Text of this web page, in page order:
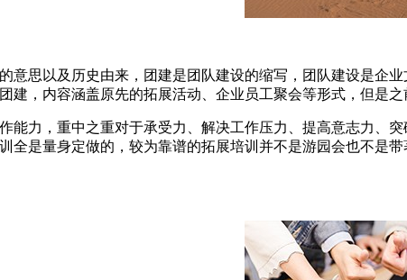
意思以及历史由来，团建是团队建设的缩写，团队建设是企
建，内容涵盖原先的拓展活动、企业员工聚会等形式，但是之
能力，重中之重对于承受力、解决工作压力、提高意志力、
全是量身定做的，较为靠谱的拓展培训并不是游园会也不是